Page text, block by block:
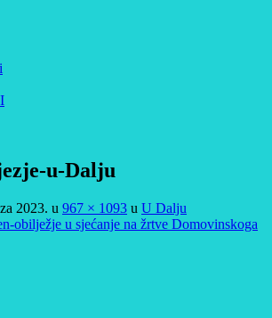
u-Dalju
2023. u 967 × 1093 u U Dalju
obilježje u sjećanje na žrtve Domovinskoga